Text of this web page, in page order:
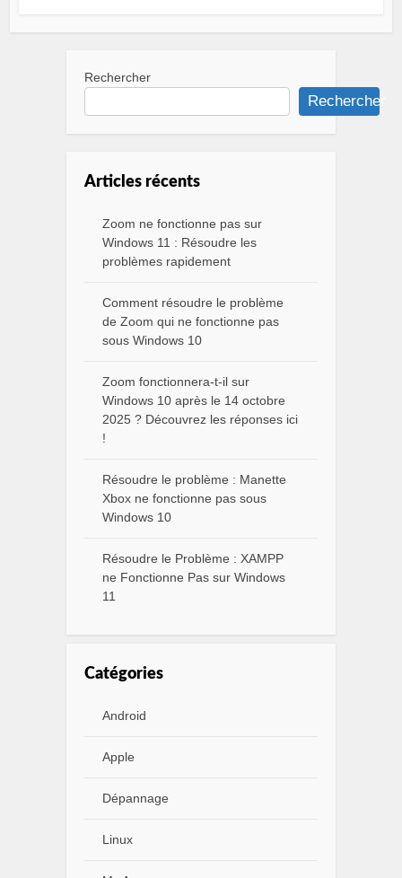
Rechercher
Rechercher
Articles récents
Zoom ne fonctionne pas sur
Windows 11 : Résoudre les
problèmes rapidement
Comment résoudre le problème
de Zoom qui ne fonctionne pas
sous Windows 10
Zoom fonctionnera-t-il sur
Windows 10 après le 14 octobre
2025 ? Découvrez les réponses ici
!
Résoudre le problème : Manette
Xbox ne fonctionne pas sous
Windows 10
Résoudre le Problème : XAMPP
ne Fonctionne Pas sur Windows
11
Catégories
Android
Apple
Dépannage
Linux